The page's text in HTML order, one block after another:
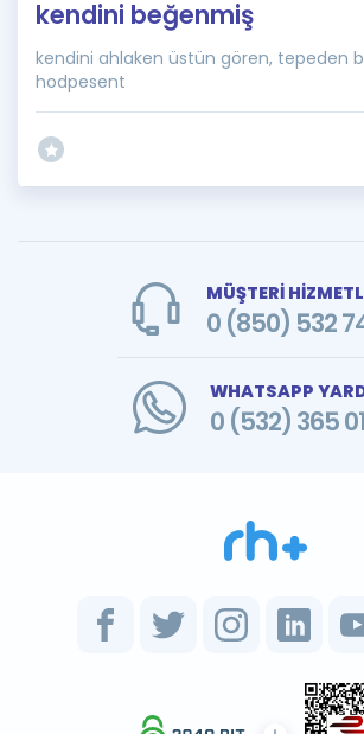
kendini beğenmiş
kendini ahlaken üstün gören, tepeden
hodpesent
MÜŞTERİ
0 (850) 532
WHATSAPP
0 (532) 365